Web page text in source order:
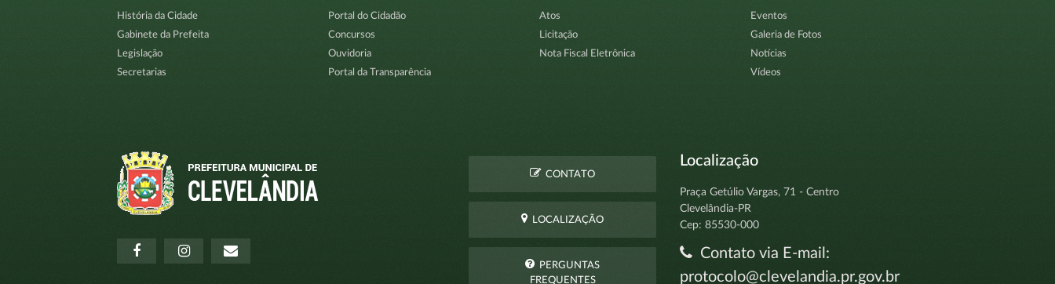
História da Cidade
Gabinete da Prefeita
Legislação
Secretarias
Portal do Cidadão
Concursos
Ouvidoria
Portal da Transparência
Atos
Licitação
Nota Fiscal Eletrônica
Eventos
Galeria de Fotos
Notícias
Vídeos
CONTATO
LOCALIZAÇÃO
PERGUNTAS
FREQUENTES
Localização
Praça Getúlio Vargas, 71 - Centro
Clevelândia-PR
Cep: 85530-000
Contato via E-mail:
protocolo@clevelandia.pr.gov.br